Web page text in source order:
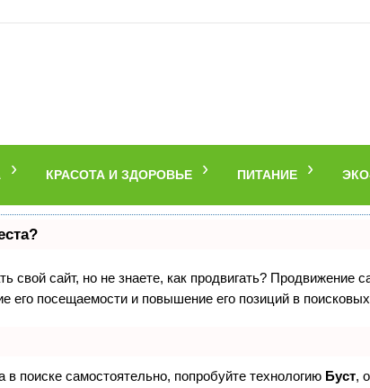
КРАСОТА И ЗДОРОВЬЕ ПИТАНИЕ
свой сайт, но не знаете, как продвигать? Продвижение
его посещаемости и повышение его позиций в
поиске самостоятельно, попробуйте технологию Буст,